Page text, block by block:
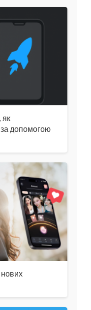
як
за допомогою